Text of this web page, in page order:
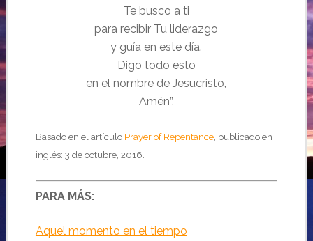
Te busco a ti
para recibir Tu liderazgo
y guía en este día.
Digo todo esto
en el nombre de Jesucristo,
Amén”.
Basado en el artículo Prayer of Repentance, publicado en
inglés: 3 de octubre, 2016.
PARA MÁS:
Aquel momento en el tiempo